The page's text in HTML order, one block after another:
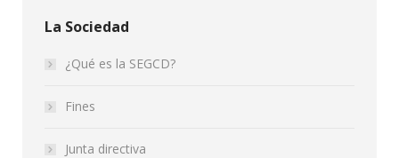
La Sociedad
¿Qué es la SEGCD?
Fines
Junta directiva